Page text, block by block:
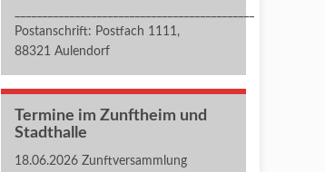
Postanschrift: Postfach 1111,
88321 Aulendorf
Termine im Zunftheim und
Stadthalle
18.06.2026 Zunftversammlung